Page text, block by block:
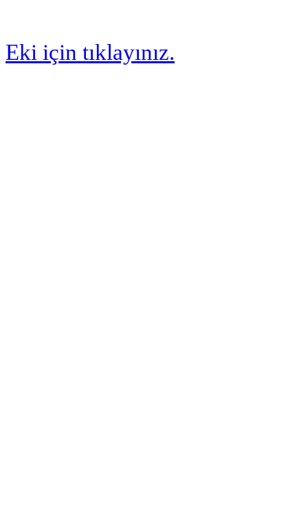
Eki için tıklayınız.